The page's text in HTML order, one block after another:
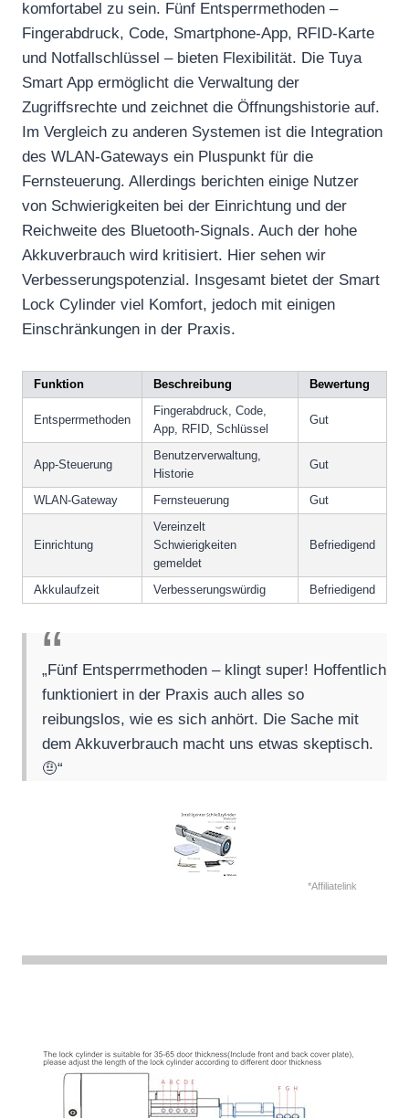
komfortabel zu sein. Fünf Entsperrmethoden –
Fingerabdruck, Code, Smartphone-App, RFID-Karte
und Notfallschlüssel – bieten Flexibilität. Die Tuya
Smart App ermöglicht die Verwaltung der
Zugriffsrechte und zeichnet die Öffnungshistorie auf.
Im Vergleich zu anderen Systemen ist die Integration
des WLAN-Gateways ein Pluspunkt für die
Fernsteuerung. Allerdings berichten einige Nutzer
von Schwierigkeiten bei der Einrichtung und der
Reichweite des Bluetooth-Signals. Auch der hohe
Akkuverbrauch wird kritisiert. Hier sehen wir
Verbesserungspotenzial. Insgesamt bietet der Smart
Lock Cylinder viel Komfort, jedoch mit einigen
Einschränkungen in der Praxis.
Funktion Beschreibung Bewertung
Entsperrmethoden
Fingerabdruck, Code,
App, RFID, Schlüssel
Gut
App-Steuerung
Benutzerverwaltung,
Historie
Gut
WLAN-Gateway Fernsteuerung Gut
Einrichtung
Vereinzelt
Schwierigkeiten
gemeldet
Befriedigend
Akkulaufzeit Verbesserungswürdig Befriedigend
„Fünf Entsperrmethoden – klingt super! Hoffentlich
funktioniert in der Praxis auch alles so
reibungslos, wie es sich anhört. Die Sache mit
dem Akkuverbrauch macht uns etwas skeptisch.
🤨“
*Affiliatelink